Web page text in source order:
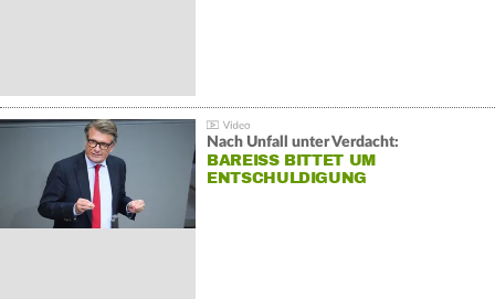
Nach Unfall unter Verdacht:
BAREISS BITTET UM E
NTSCHULDIGUNG